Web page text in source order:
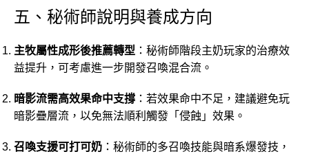
五、秘術師說明與養成方向
主牧屬性成形後推薦轉型 ：秘術師階段主奶玩家的治療效
益提升，可考慮進一步開發召喚混合流。
暗影流需高效果命中支撐 ：若效果命中不足，建議避免玩
暗影疊層流，以免無法順利觸發「侵蝕」效果。
召喚支援可打可奶 ：秘術師的多召喚技能與暗系爆發技，